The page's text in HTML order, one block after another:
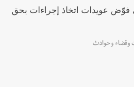
فوّض عويدات اتخاذ إجراءات بحق
وقضاء وحوادث